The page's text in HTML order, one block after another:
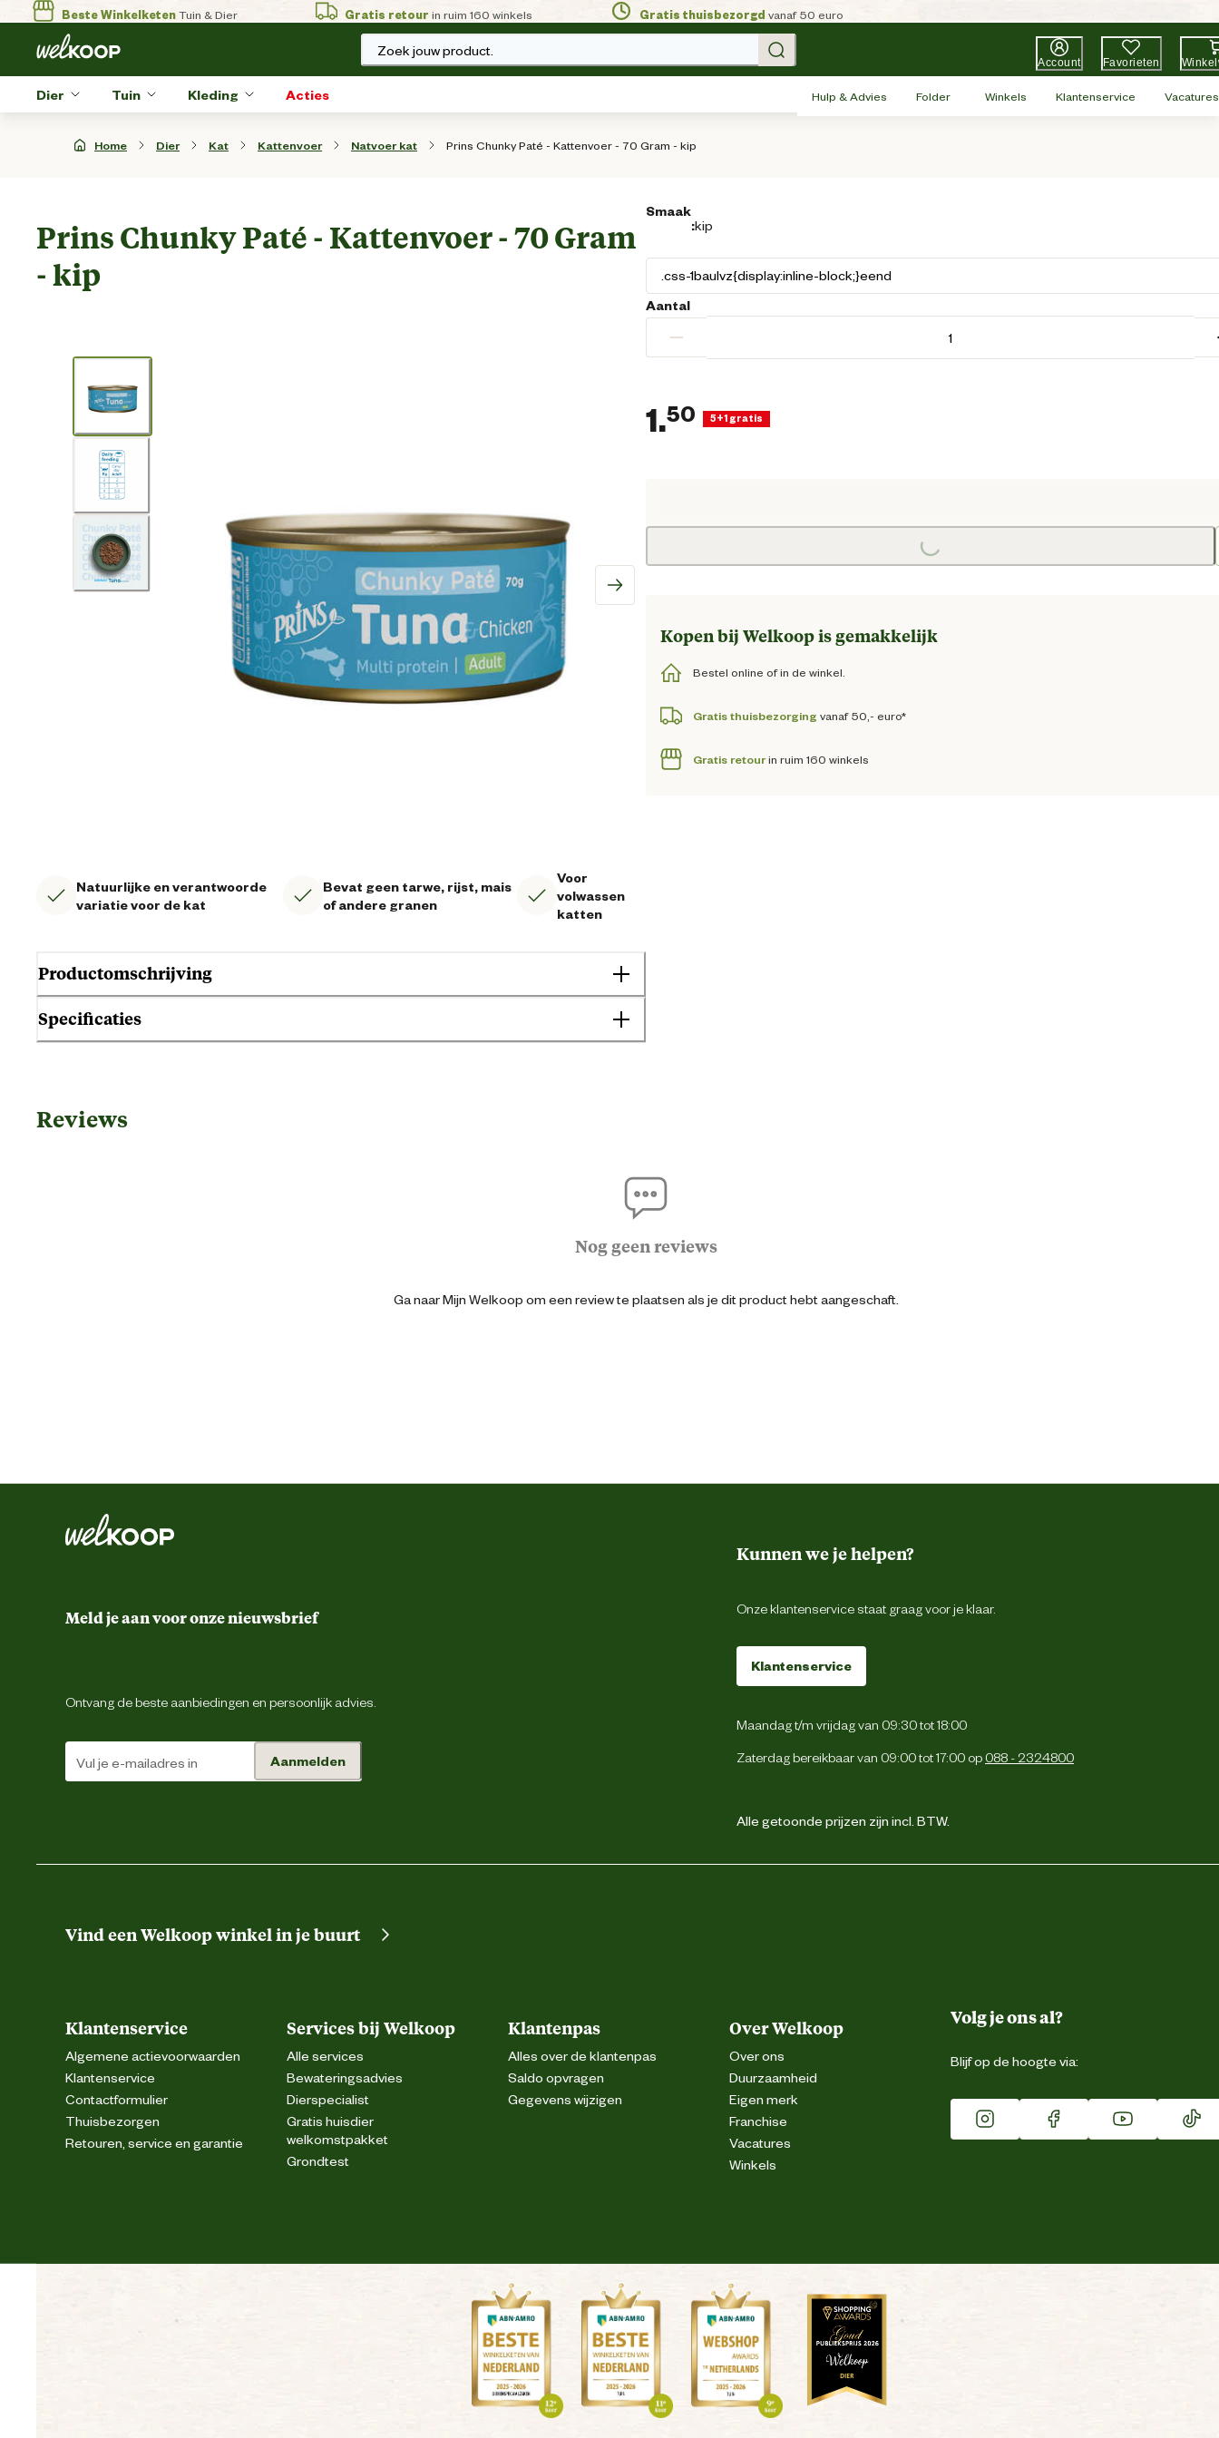
Beste WinkelketenTuin & Dier Gratis retour in ruim 160 winkels Gratis thuisbezorgd vanaf 50 euro
Zoek jouw product.
Account Favorieten
Dier Tuin Kleding Acties Hulp & Advies Folder Winkels Klantenservice Vacatures
Home Dier Kat Kattenvoer Natvoer kat Prins Chunky Paté - Kattenvoer - 70 Gram - kip
Prins Chunky Paté - Kattenvoer - 70 Gram
- kip
Natuurlijke en verantwoorde
variatie voor de kat
Bevat geen tarwe, rijst, mais
of andere granen
Voor
volwassen
katten
Productomschrijving
Specificaties
Geschikt voor gezondheid
Smaak aroma detail
Smaak
:kip
Aantal
−
1.50 5+1 gratis
Loading...
Kopen bij Welkoop is gemakkelijk
Bestel online of in de winkel.
Gratis thuisbezorging vanaf 50,- euro*
Gratis retourin ruim 160 winkels
Reviews
Nog geen reviews
Ga naar Mijn Welkoop om een review te plaatsen als je dit product hebt aangeschaft.
Meld je aan voor onze nieuwsbrief
Ontvang de beste aanbiedingen en persoonlijk advies.
Aanmelden
Kunnen we je helpen?
Onze klantenservice staat graag voor je klaar.
Klantenservice
Maandag t/m vrijdag van 09:30 tot 18:00
Zaterdag bereikbaar van 09:00 tot 17:00 op 088 - 2324800
Alle getoonde prijzen zijn incl. BTW.
Vind een Welkoop winkel in je buurt
Klantenservice
Algemene actievoorwaarden
Klantenservice
Contactformulier
Thuisbezorgen
Retouren, service en garantie
Services bij Welkoop
Alle services
Bewateringsadvies
Dierspecialist
Gratis huisdier
welkomstpakket
Grondtest
Klantenpas
Alles over de klantenpas
Saldo opvragen
Gegevens wijzigen
Over Welkoop
Over ons
Duurzaamheid
Eigen merk
Franchise
Vacatures
Winkels
Volg je ons al?
Blijf op de hoogte via: